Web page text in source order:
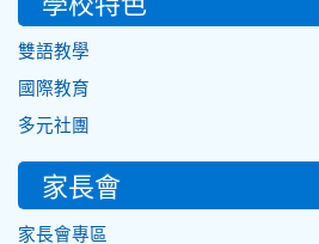
雙語教學
國際教育
多元社團
家長會
家長會專區